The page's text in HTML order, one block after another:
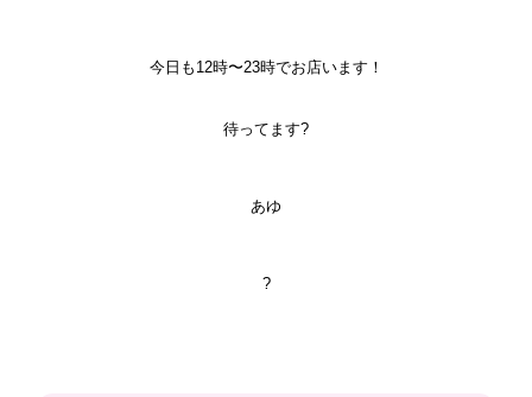
今日も12時〜23時でお店います！
待ってます?
あゆ
?